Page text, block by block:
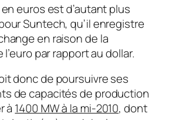
euros est d’autant plus
Suntech, qu’il enregistre
en raison de la
par rapport au dollar.
donc de poursuivre ses
de capacités de production
à 1400 MW à la mi-2010, dont